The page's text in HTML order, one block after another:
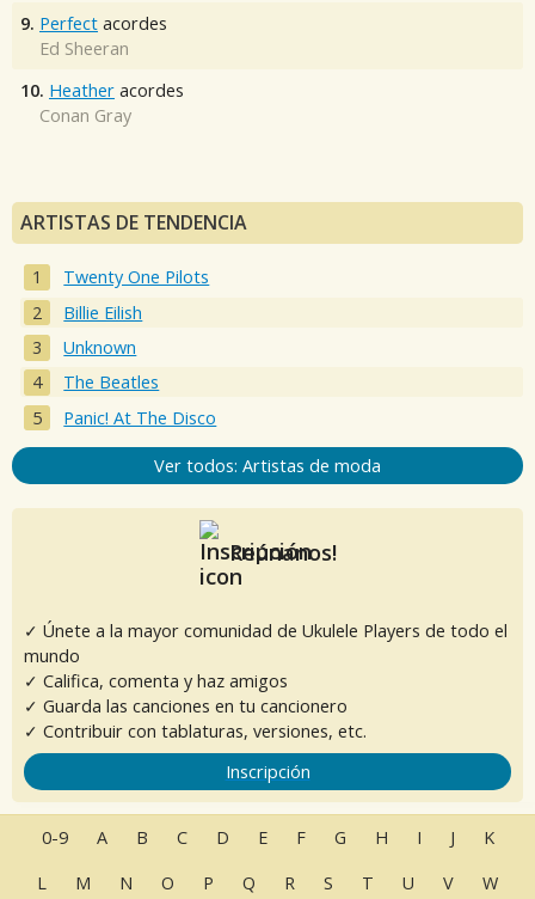
9. Perfect acordes
Ed Sheeran
10. Heather acordes
Conan Gray
ARTISTAS DE TENDENCIA
Twenty One Pilots
Billie Eilish
Unknown
The Beatles
Panic! At The Disco
Ver todos: Artistas de moda
Reúnanos!
✓ Únete a la mayor comunidad de Ukulele Players de todo el
mundo
✓ Califica, comenta y haz amigos
✓ Guarda las canciones en tu cancionero
✓ Contribuir con tablaturas, versiones, etc.
Inscripción
0-9 A B C D E F G H I J
K
L
M N O P Q R S T U V W